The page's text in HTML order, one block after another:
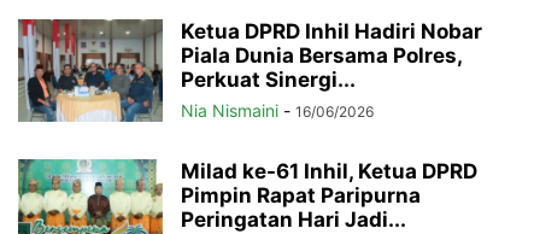
Ketua DPRD Inhil Hadiri Nobar
Piala Dunia Bersama Polres,
Perkuat Sinergi...
Nia Nismaini - 16/06/2026
Milad ke-61 Inhil, Ketua DPRD
Pimpin Rapat Paripurna
Peringatan Hari Jadi...